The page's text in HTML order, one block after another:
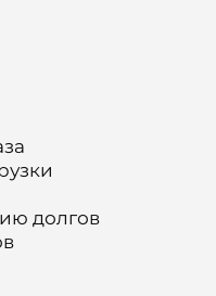
долгов